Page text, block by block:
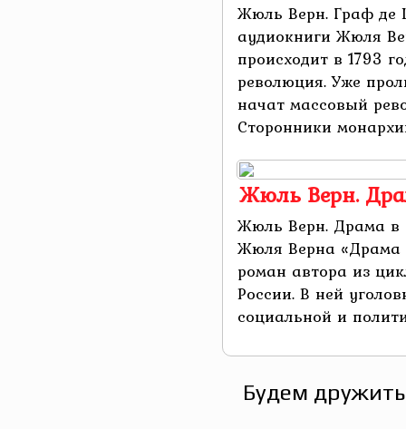
Жюль Верн. Граф де
аудиокниги Жюля
происходит в 1793
революция. Уже
начат массовый
Сторонники
Жюль Верн.
Жюль Верн. Драма в
Жюля Верна «Драма
роман автора из
России. В ней
социальной и
Будем